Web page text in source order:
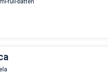
full-batten